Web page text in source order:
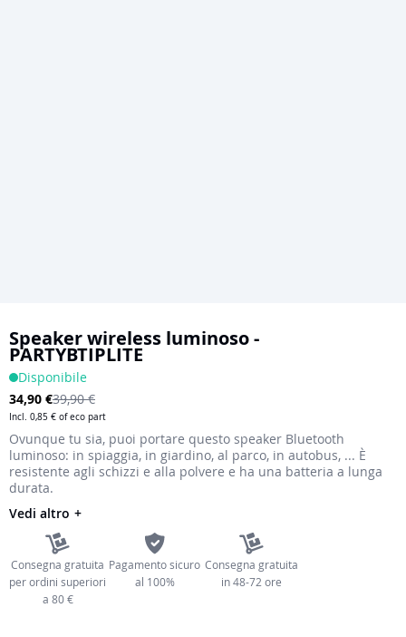
all'inizio
della
galleria
di
immagini
Speaker wireless luminoso -
PARTYBTIPLITE
Disponibile
39,90 €
34,90 €
Incl. 0,85 € of eco part
Ovunque tu sia, puoi portare questo speaker Bluetooth
luminoso: in spiaggia, in giardino, al parco, in autobus, ... È
resistente agli schizzi e alla polvere e ha una batteria a lunga
durata.
Vedi altro
Consegna gratuita
per ordini superiori
a 80 €
Pagamento sicuro
al 100%
Consegna gratuita
in 48-72 ore